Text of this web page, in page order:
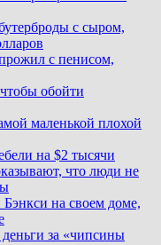
с сыром,
с пенисом,
обойти
маленькой плохой
на $2 тысячи
что люди не
на своем доме,
за «чипсины